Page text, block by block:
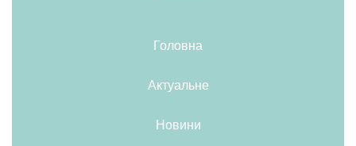
Головна
Актуальне
Новини